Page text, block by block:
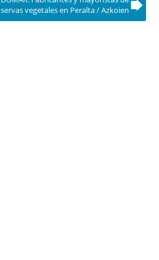
vegetales en Peralta / Azkoien